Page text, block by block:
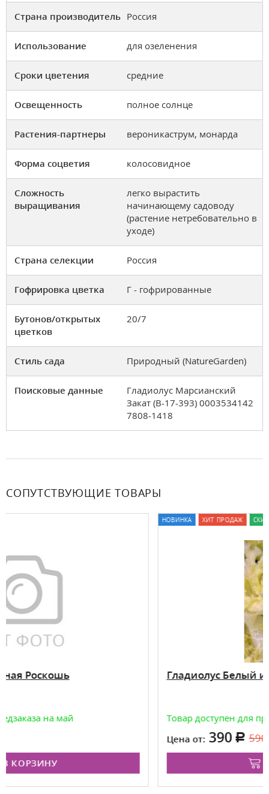
Страна производитель Россия
Использование для озеленения
Сроки цветения средние
Освещенность полное солнце
Растения-партнеры вероникаструм, монарда
Форма соцветия колосовидное
Сложность
выращивания
легко вырастить
начинающему садоводу
(растение нетребовательно в
уходе)
Страна селекции Россия
Гофрировка цветка Г - гофрированные
Бутонов/открытых
цветков
20/7
Стиль сада Природный (NatureGarden)
Поисковые данные
Гладиолус Марсианский
Закат (В-17-393) 0003534142
7808-1418
СОПУТСТВУЮЩИЕ ТОВАРЫ
СКИДКА (-33%)
Гладиолус Белый и Пушистый
Товар доступен для предзаказа на весну